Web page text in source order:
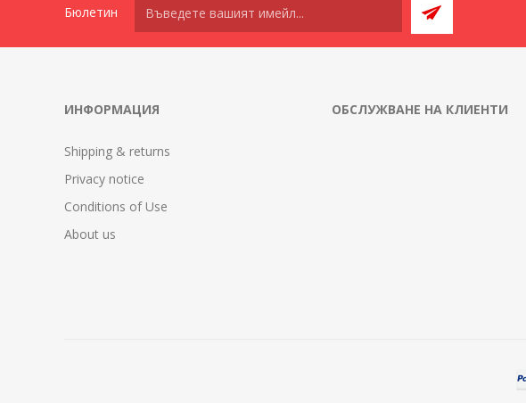
Бюлетин
ИНФОРМАЦИЯ
Shipping & returns
Privacy notice
Conditions of Use
About us
ОБСЛУЖВАНЕ НА КЛИЕНТИ